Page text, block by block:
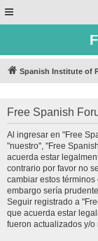
Spanish Institute of
Free Spanish
Al ingresar en "Free
"nuestro", "Free
acuerda estar
contrario por favor no
cambiar estos
embargo sería
Seguir registrado a
que acuerda estar
fueron actualizados y/o